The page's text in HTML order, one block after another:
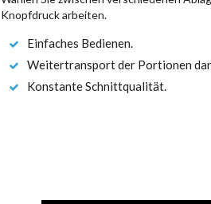
Knopfdruck arbeiten.
Einfaches Bedienen.
Weitertransport der Portionen
Konstante Schnittqualität.